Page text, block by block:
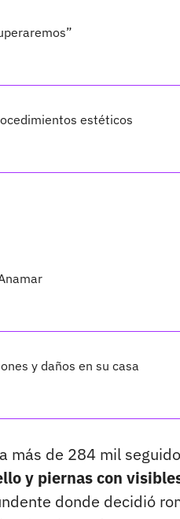
estéticos
y daños en su casa
más de 284 mil
y piernas con
donde decidió